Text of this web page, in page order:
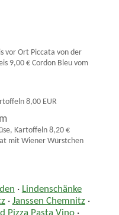
vor Ort Piccata von der
9,00 € Cordon Bleu vom
8,00 EUR
Kartoffeln 8,20 €
mit Wiener Würstchen
· Lindenschänke
· Janssen Chemnitz·